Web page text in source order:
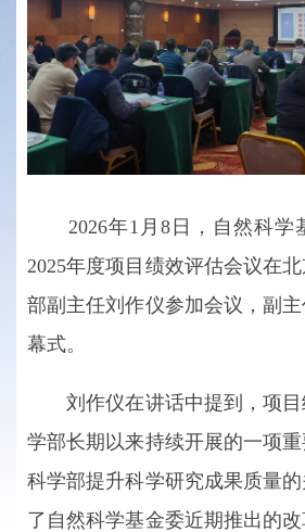
2026年1月8日，自然科学
2025年度项目绩效评估会议在
部副主任刘作仪参加会议，副
幕式。
刘作仪在讲话中提到，项目
学部长期以来持续开展的一项
科学部提升科学研究成果质量
了自然科学基金委近期推出的